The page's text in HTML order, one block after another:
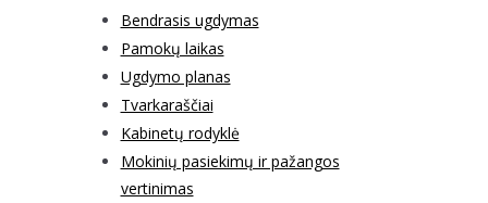
Bendrasis ugdymas
Pamokų laikas
Ugdymo planas
Tvarkaraščiai
Kabinetų rodyklė
Mokinių pasiekimų ir pažangos
vertinimas